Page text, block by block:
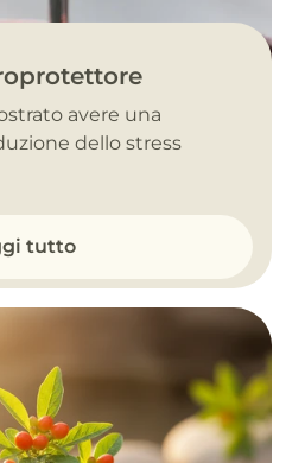
avere una
dello stress
tutto